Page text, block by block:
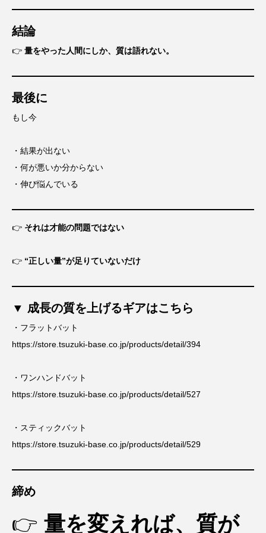
結論
👉 量をやった人間にしか、質は語れない。
最後に
もし今
・結果が出ない
・何が悪いか分からない
・伸び悩んでいる
👉 それは才能の問題ではない
👉 “正しい量”が足りていないだけ
▼ 成長の質を上げるギアはこちら
・フラットバット
https://store.tsuzuki-base.co.jp/products/detail/394
・ワンハンドバット
https://store.tsuzuki-base.co.jp/products/detail/527
・スティックバット
https://store.tsuzuki-base.co.jp/products/detail/529
締め
👉 量を変えれば、質が